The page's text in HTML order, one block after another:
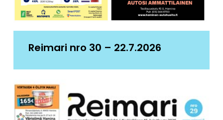
Reimari nro 30 – 22.7.2026